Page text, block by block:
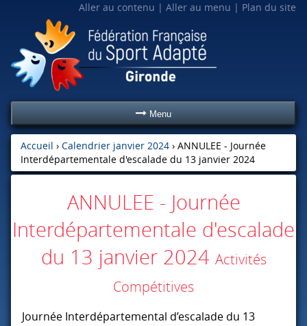
Aller au contenu Aller au menu Plan du site
Menu
Accueil ›Calendrier janvier 2024 ›ANNULEE - Journée
Interdépartementale d'escalade du 13 janvier 2024
ANNULEE - Journée
Interdépartementale d'escalade
du 13 janvier 2024 Activités
Compétitives
Journée Interdépartemental d’escalade du 13